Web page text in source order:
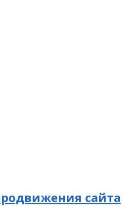
сайта